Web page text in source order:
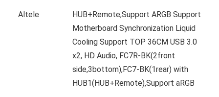
Altele
HUB+Remote,Support ARGB Support
Motherboard Synchronization Liquid
Cooling Support TOP 36CM USB 3.0
x2, HD Audio, FC7R-BK(2front
side,3bottom),FC7-BK(1rear) with
HUB1(HUB+Remote),Support aRGB